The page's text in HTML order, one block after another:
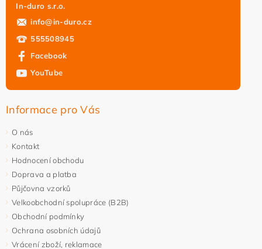
In-duro s.r.o.
info@in-duro.cz
555508945
Facebook
YouTube
Informace pro Vás
O nás
Kontakt
Hodnocení obchodu
Doprava a platba
Půjčovna vzorků
Velkoobchodní spolupráce (B2B)
Obchodní podmínky
Ochrana osobních údajů
Vrácení zboží, reklamace